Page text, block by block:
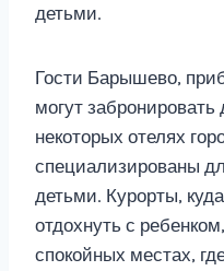
детьми.
Гости Барышево,
могут
некоторых отелях
специализированы
детьми. Курорты,
отдохнуть с
спокойных местах,